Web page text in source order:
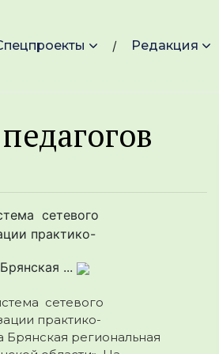
Редакция
сетевого
практико-
...
сетевого
практико-
региональная